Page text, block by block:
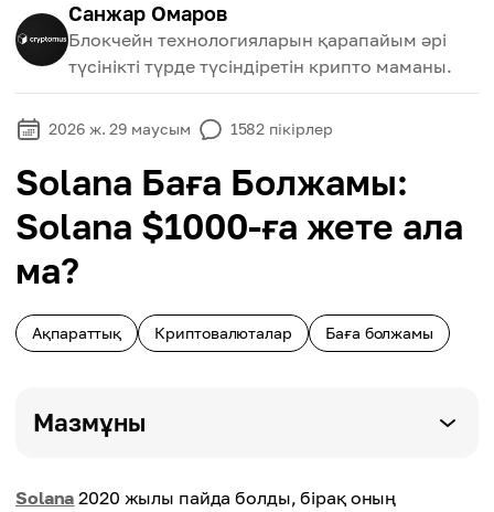
Санжар Омаров
Блокчейн технологияларын қарапайым әрі
түсінікті түрде түсіндіретін крипто маманы.
2026 ж. 29 маусым 1582 пікірлер
Solana Баға Болжамы:
Solana $1000-ға жете ала
ма?
Ақпараттық Криптовалюталар Баға болжамы
Мазмұны
Solana 2020 жылы пайда болды, бірақ оның